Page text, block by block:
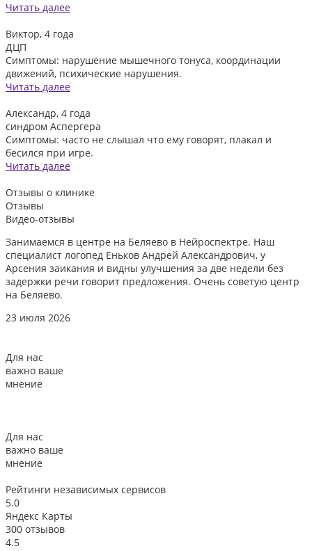
Читать далее
Виктор, 4 года
ДЦП
Симптомы: нарушение мышечного тонуса, координации
движений, психические нарушения.
Читать далее
Александр, 4 года
синдром Аспергера
Симптомы: часто не слышал что ему говорят, плакал и
бесился при игре.
Читать далее
Отзывы о клинике
Отзывы
Видео-отзывы
Занимаемся в центре на Беляево в Нейроспектре. Наш
специалист логопед Еньков Андрей Александрович, у
Арсения заикания и видны улучшения за две недели без
задержки речи говорит предложения. Очень советую центр
на Беляево.
23 июля 2026
Для нас
важно ваше
мнение
Для нас
важно ваше
мнение
Рейтинги независимых сервисов
5.0
Яндекс Карты
300 отзывов
4.5